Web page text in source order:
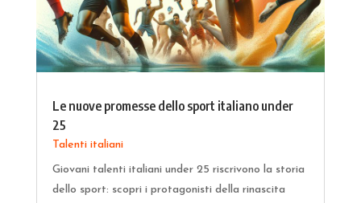
Le nuove promesse dello sport italiano under
25
Talenti italiani
Giovani talenti italiani under 25 riscrivono la storia
dello sport: scopri i protagonisti della rinascita